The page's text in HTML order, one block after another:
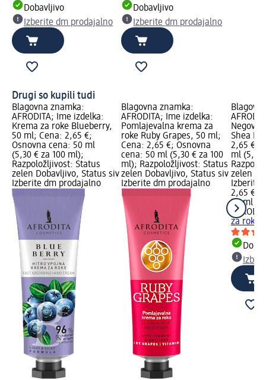
Dobavljivo
Izberite dm prodajalno
Dobavljivo
Izberite dm prodajalno
Drugi so kupili tudi
Blagovna znamka:
AFRODITA; Ime izdelka:
Krema za roke Blueberry,
50 ml; Cena: 2,65 €;
Osnovna cena: 50 ml
(5,30 € za 100 ml);
Razpoložljivost: Status
zelen Dobavljivo, Status siv
Izberite dm prodajalno
Blagovna znamka:
AFRODITA; Ime izdelka:
Pomlajevalna krema za
roke Ruby Grapes, 50 ml;
Cena: 2,65 €; Osnovna
cena: 50 ml (5,30 € za 100
ml); Razpoložljivost: Status
zelen Dobavljivo, Status siv
Izberite dm prodajalno
Shea
2,65 €;
ml (5,30
zelen
Izberite
2,65 €
50 ml
za roke